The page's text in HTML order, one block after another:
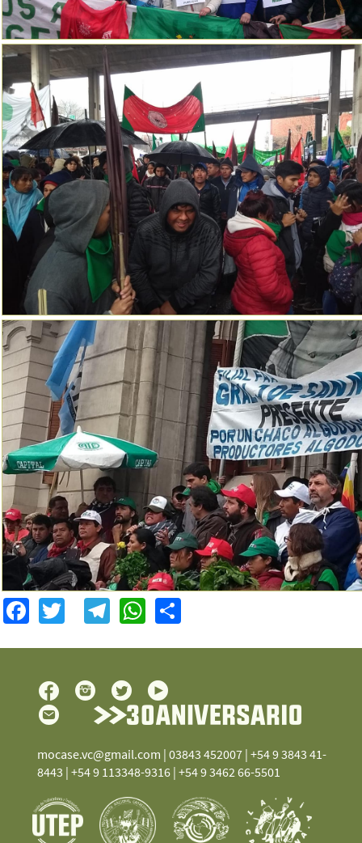
Facebook
TwitterTelegram
WhatsApp
mocase.vc@gmail.com | 03843 452007 | +54 9 3843 41-
8443 | +54 9 113348-9316 | +54 9 3462 66-5501